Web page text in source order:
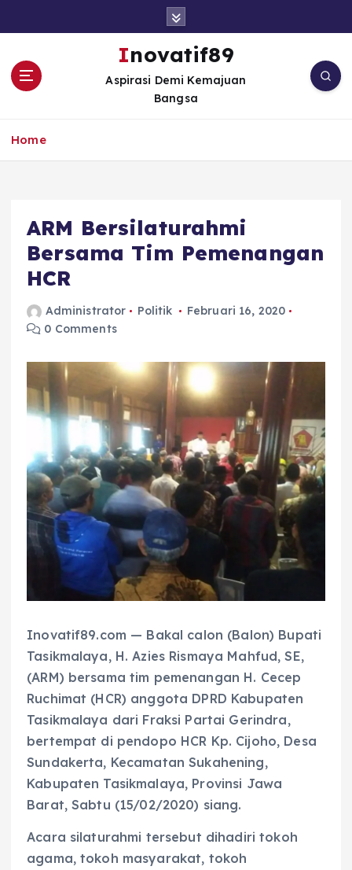
Inovatif89
Aspirasi Demi Kemajuan
Bangsa
Home
ARM Bersilaturahmi
Bersama Tim Pemenangan
HCR
Administrator Politik
Februari 16, 2020
0 Comments
Inovatif89.com — Bakal calon (Balon) Bupati
Tasikmalaya, H. Azies Rismaya Mahfud, SE,
(ARM) bersama tim pemenangan H. Cecep
Ruchimat (HCR) anggota DPRD Kabupaten
Tasikmalaya dari Fraksi Partai Gerindra,
bertempat di pendopo HCR Kp. Cijoho, Desa
Sundakerta, Kecamatan Sukahening,
Kabupaten Tasikmalaya, Provinsi Jawa
Barat, Sabtu (15/02/2020) siang.
Acara silaturahmi tersebut dihadiri tokoh
agama, tokoh masyarakat, tokoh